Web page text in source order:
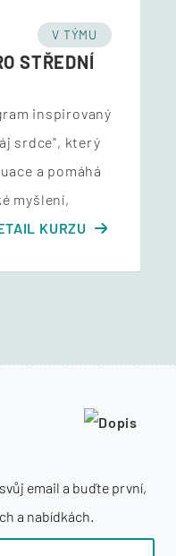
V TÝMU
STŘEDNÍ
inspirovaný
srdce", který
a pomáhá
myšlení,
KURZU
email a buďte první,
a nabídkách.